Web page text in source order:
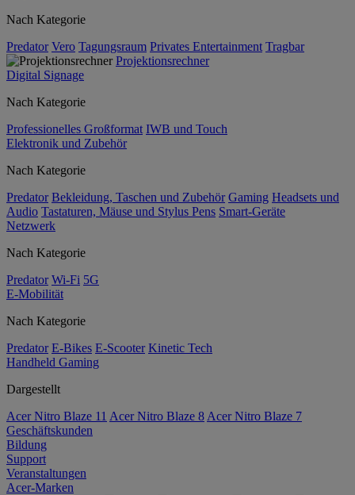
Nach Kategorie
Predator Vero Tagungsraum Privates Entertainment Tragbar
Projektionsrechner
Digital Signage
Nach Kategorie
Professionelles Großformat IWB und Touch
Elektronik und Zubehör
Nach Kategorie
Predator Bekleidung, Taschen und Zubehör Gaming Headsets und
Audio Tastaturen, Mäuse und Stylus Pens Smart-Geräte
Netzwerk
Nach Kategorie
Predator Wi-Fi 5G
E-Mobilität
Nach Kategorie
Predator E-Bikes E-Scooter Kinetic Tech
Handheld Gaming
Dargestellt
Acer Nitro Blaze 11 Acer Nitro Blaze 8 Acer Nitro Blaze 7
Geschäftskunden
Bildung
Support
Veranstaltungen
Acer-Marken